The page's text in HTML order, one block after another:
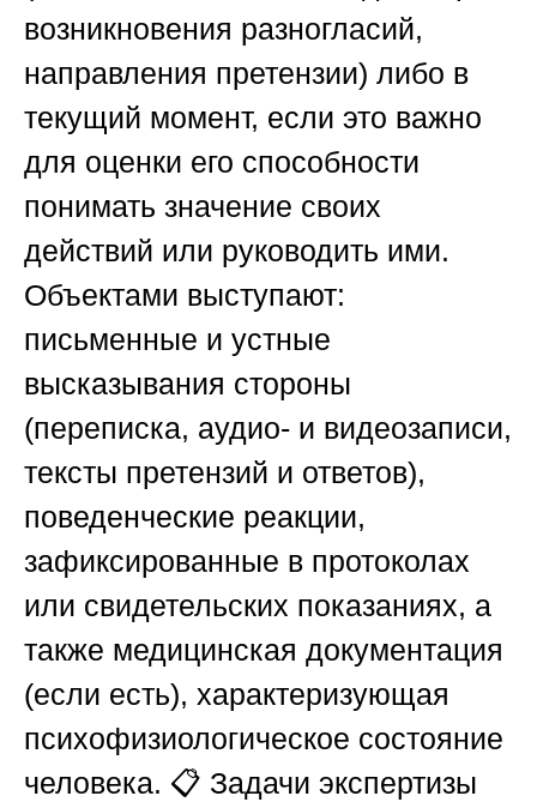
возникновения разногласий,
направления претензии) либо в
текущий момент, если это важно
для оценки его способности
понимать значение своих
действий или руководить ими.
Объектами выступают:
письменные и устные
высказывания стороны
(переписка, аудио- и видеозаписи,
тексты претензий и ответов),
поведенческие реакции,
зафиксированные в протоколах
или свидетельских показаниях, а
также медицинская документация
(если есть), характеризующая
психофизиологическое состояние
человека. 📋 Задачи экспертизы